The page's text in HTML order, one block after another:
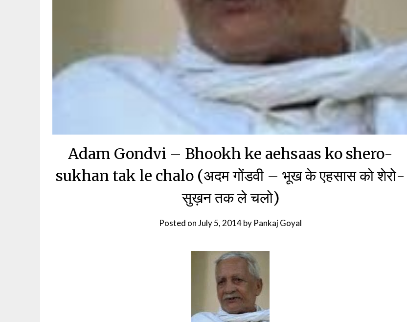
Adam Gondvi – Bhookh ke aehsaas ko shero-
sukhan tak le chalo (अदम गोंडवी – भूख के एहसास को शेरो-
सुख़न तक ले चलो)
Posted onJuly 5, 2014by Pankaj Goyal